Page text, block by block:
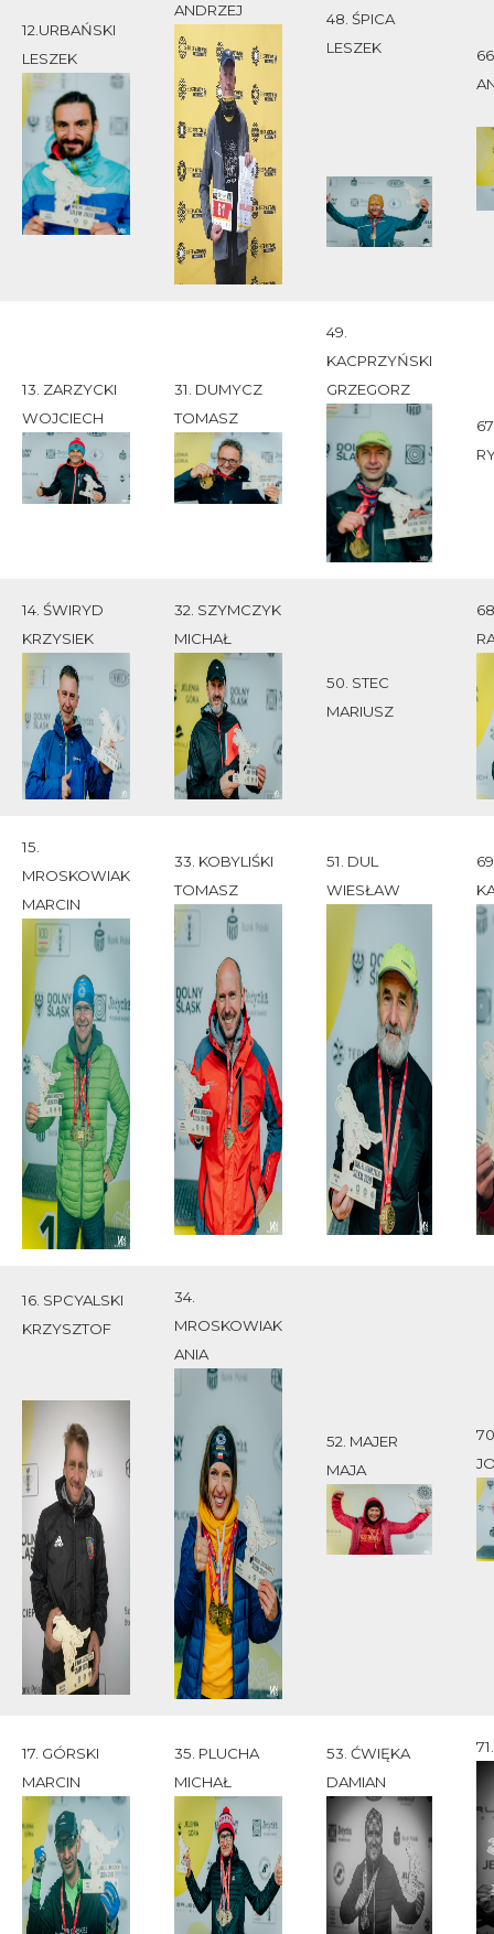
12.URBAŃSKI
LESZEK
ANDRZEJ
48. ŚPICA
LESZEK
13. ZARZYCKI
WOJCIECH
31. DUMYCZ
TOMASZ
49.
KACPRZYŃSKI
GRZEGORZ
14. ŚWIRYD
KRZYSIEK
32. SZYMCZYK
MICHAŁ
50. STEC
MARIUSZ
15.
MROSKOWIAK
MARCIN
33. KOBYLIŚKI
TOMASZ
51. DUL
WIESŁAW
16. SPCYALSKI
KRZYSZTOF
34.
MROSKOWIAK
ANIA
52. MAJER
MAJA
17. GÓRSKI
MARCIN
35. PLUCHA
MICHAŁ
53. ĆWIĘKA
DAMIAN